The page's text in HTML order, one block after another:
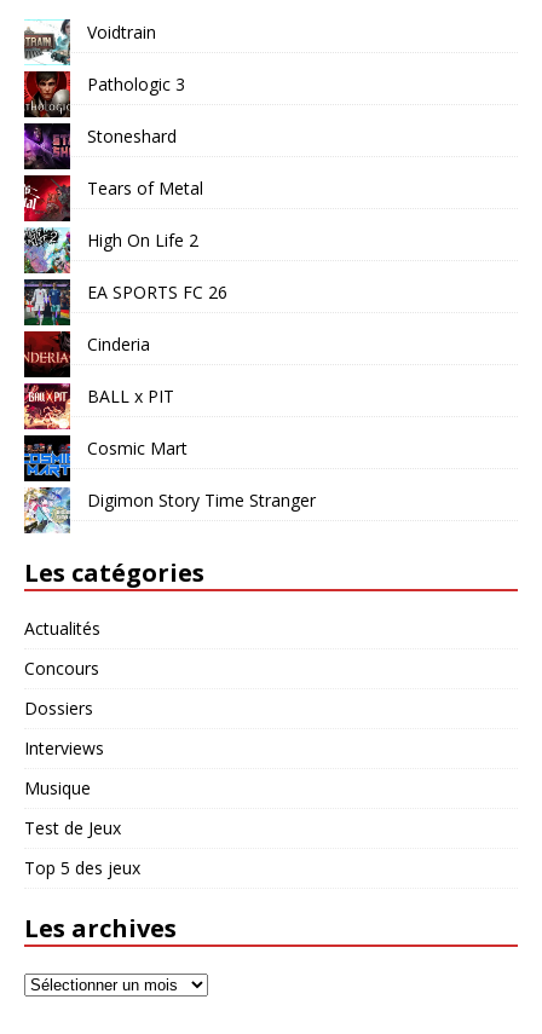
Voidtrain
Pathologic 3
Stoneshard
Tears of Metal
High On Life 2
EA SPORTS FC 26
Cinderia
BALL x PIT
Cosmic Mart
Digimon Story Time Stranger
Les catégories
Actualités
Concours
Dossiers
Interviews
Musique
Test de Jeux
Top 5 des jeux
Les archives